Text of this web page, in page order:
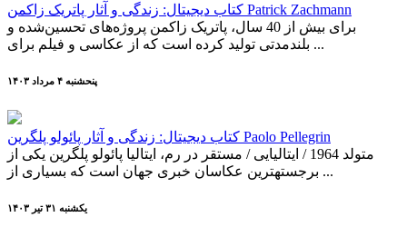
کتاب دیجیتال: زندگی و آثار پاتریک زاکمن Patrick Zachmann
برای بیش از 40 سال، پاتریک زاکمن پروژه‌های تحسین‌شده و
بلندمدتی تولید کرده است که از عکاسی و فیلم برای ...
پنحشنبه ۴ مرداد ۱۴۰۳
کتاب دیجیتال: زندگی و آثار پائولو پلگرین Paolo Pellegrin
متولد 1964 / ایتالیایی / مستقر در رم، ایتالیا پائولو پلگرین یکی از
برجسته­ترین عکاسان خبری جهان است که بسیاری از ...
يکشنبه ۳۱ تير ۱۴۰۳